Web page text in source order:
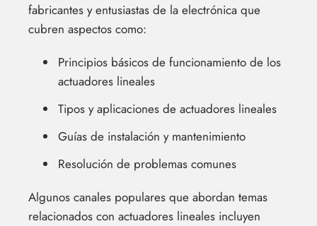
fabricantes y entusiastas de la electrónica que
cubren aspectos como:
Principios básicos de funcionamiento de los
actuadores lineales
Tipos y aplicaciones de actuadores lineales
Guías de instalación y mantenimiento
Resolución de problemas comunes
Algunos canales populares que abordan temas
relacionados con actuadores lineales incluyen